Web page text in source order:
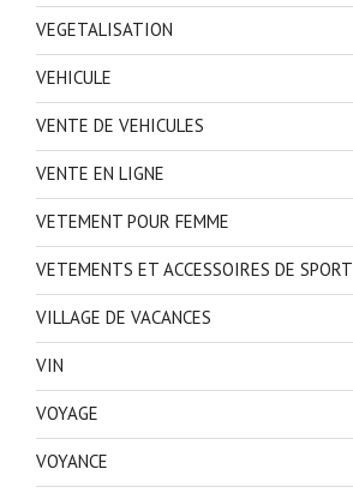
VEGETALISATION
VEHICULE
VENTE DE VEHICULES
VENTE EN LIGNE
VETEMENT POUR FEMME
VETEMENTS ET ACCESSOIRES DE SPORT
VILLAGE DE VACANCES
VIN
VOYAGE
VOYANCE